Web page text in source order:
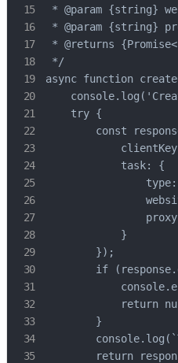
* @param {string}
* @param {string}
* @returns
*/
async function
    try {
const
            task: {
            }
        });
if
return
        }
return